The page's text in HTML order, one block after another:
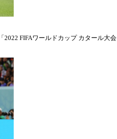
FIFAワールドカップ カタール大